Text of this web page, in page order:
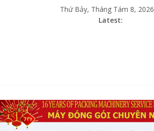
Thứ Bảy, Tháng Tám 8, 2026
Latest: